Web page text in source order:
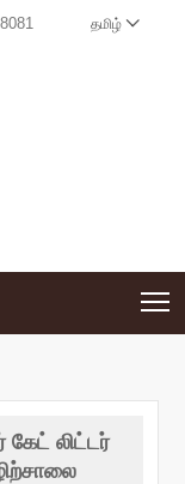
தமிழ் 
கேட் லிட்டர்